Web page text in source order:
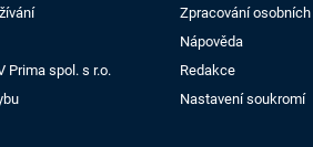
Zpracování
Nápověda
Prima spol. s r.o.
Redakce
Nastavení soukromí